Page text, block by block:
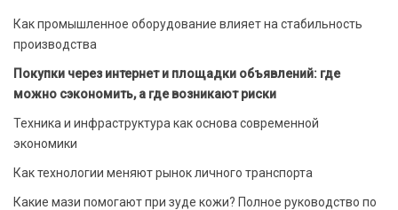
Как промышленное оборудование влияет на стабильность
производства
Покупки через интернет и площадки объявлений: где
можно сэкономить, а где возникают риски
Техника и инфраструктура как основа современной
экономики
Как технологии меняют рынок личного транспорта
Какие мази помогают при зуде кожи? Полное руководство по